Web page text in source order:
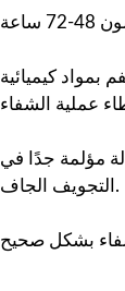
كيميائية
مؤلمة جدًا في
التجويف الجاف.